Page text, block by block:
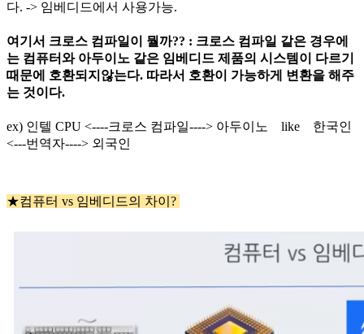
다. -> 임베디드에서 사용가능.
여기서 크로스 컴파일이 뭘까?? : 크로스 컴파일 같은 경우에
는 컴퓨터와 아두이노 같은 임베디드 제품의 시스템이 다르기
때문에 호환되지않는다. 따라서 호환이 가능하게 변환을 해주
는 것이다.
ex) 인텔 CPU <----크로스 컴파일----> 아두이노 like 한국인
<---번역자----> 외국인
★컴퓨터 vs 임베디드의 차이?